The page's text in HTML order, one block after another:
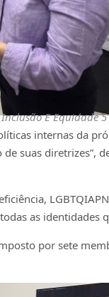
E Equidade 5
internas da
suas diretrizes”,
as identidades
por sete